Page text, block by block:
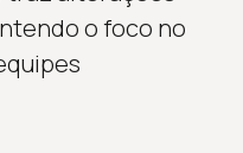
o foco no